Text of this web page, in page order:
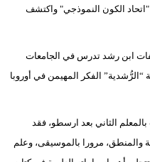
الكون النموذجي" واكتشف
ابن رشد تدرس في الجامعات
الفكر المهيمن في أوروبا
الثاني بعد ارسطو، فقد
والمنطق، مرورا بالموسيقى، وعلم